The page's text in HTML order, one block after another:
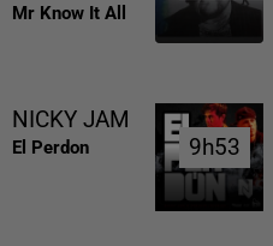
Mr Know It All
NICKY JAM
El Perdon 9h53
9h53